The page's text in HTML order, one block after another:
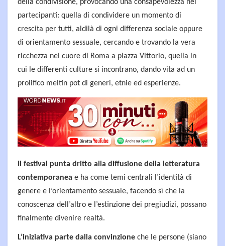
della condivisione, provocando una consapevolezza nei
partecipanti: quella di condividere un momento di
crescita per tutti, aldilà di ogni differenza sociale oppure
di orientamento sessuale, cercando e trovando la vera
ricchezza nel cuore di Roma a piazza Vittorio, quella in
cui le differenti culture si incontrano, dando vita ad un
prolifico meltin pot di generi, etnie ed esperienze.
Il festival punta dritto alla diffusione della letteratura
contemporanea e ha come temi centrali l’identità di
genere e l’orientamento sessuale, facendo sì che la
conoscenza dell’altro e l’estinzione dei pregiudizi, possano
finalmente divenire realtà.
L’iniziativa parte dalla convinzione che le persone (siano